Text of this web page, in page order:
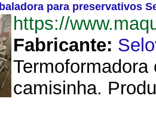
para preservativos
https://
Fabricante:
camisinha.